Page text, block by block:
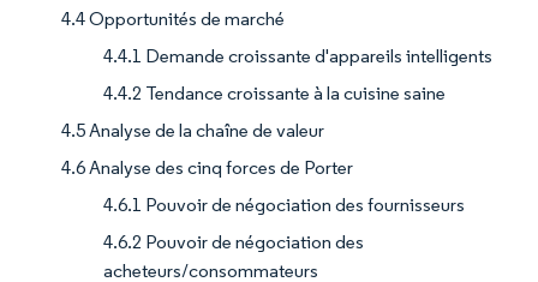
4.4 Opportunités de marché
4.4.1 Demande croissante d'appareils intelligents
4.4.2 Tendance croissante à la cuisine saine
4.5 Analyse de la chaîne de valeur
4.6 Analyse des cinq forces de Porter
4.6.1 Pouvoir de négociation des fournisseurs
4.6.2 Pouvoir de négociation des
acheteurs/consommateurs